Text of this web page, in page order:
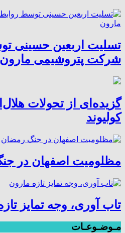
تسلیت اربعین حسینی
شرکت پتروشیمی مارون
گزیده‌ای از تحولات
کولیوند
مظلومیت اصفهان در
تاب آوری، وجه تمایز
مـوضـوعـات